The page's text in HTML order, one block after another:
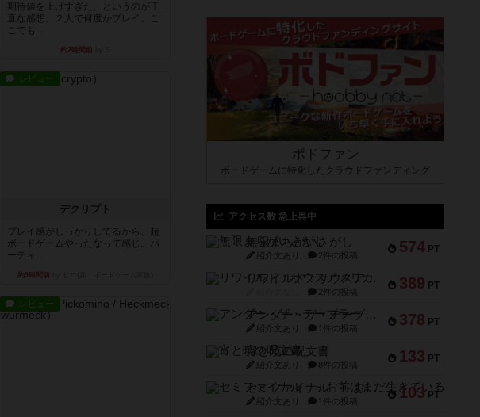
期待値を上げすぎた、というのが正
直な感想。２人で何度かプレイ。こ
こでも...
約2時間前
レビュー
デクリプト
プレイ感がしっかりしてるから、超
ボードゲームやったなって感じ。パ
ーティ...
約9時間前
レビュー
ボドファン
ボードゲームに特化したクラウドファンディング
アクセス数 急上昇中
574 PT
無限まちがいさがし
紹介文あり 2件の投稿
389 PT
リワイルド：サウスアメリカ
2件の投稿
378 PT
アンダー・ザ・テーブラー
紹介文あり 1件の投稿
133 PT
宵と暁の呪文書
紹介文あり 8件の投稿
103 PT
セミファイナル ～お前はまだ生きている～
紹介文あり 1件の投稿